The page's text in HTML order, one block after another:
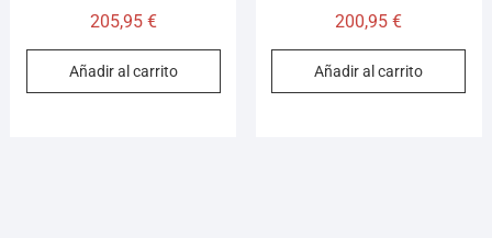
205,95 €
Añadir al carrito
200,95€
Añadir al carrito